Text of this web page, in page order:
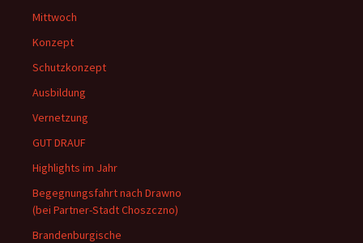
Mittwoch
Konzept
Schutzkonzept
Ausbildung
Vernetzung
GUT DRAUF
Highlights im Jahr
Begegnungsfahrt nach Drawno
(bei Partner-Stadt Choszczno)
Brandenburgische